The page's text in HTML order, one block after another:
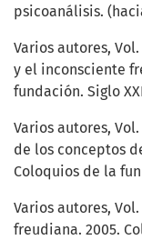
psicoanálisis.
Varios autores,
y el inconsciente
fundación. Siglo
Varios autores,
de los conceptos
Coloquios de la
Varios autores,
freudiana. 2005.